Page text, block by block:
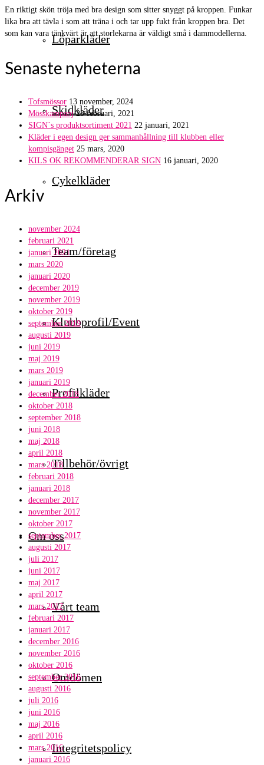
Löparkläder
Skidkläder
Cykelkläder
Team/företag
Klubbprofil/Event
Profilkläder
Tillbehör/övrigt
Om oss
Vårt team
Omdömen
Integritetspolicy
En riktigt skön tröja med bra design som sitter snyggt på kroppen. Funkar
lika bra att tävla i som att träna i och tar upp fukt från kroppen bra. Det
som kan vara tänkvärt är att storlekarna är väldigt små i dammodellerna.
Senaste nyheterna
Tofsmössor 13 november, 2024
Mösskampanj 23 februari, 2021
SIGN´s produktsortiment 2021 22 januari, 2021
Kläder i egen design ger sammanhållning till klubben eller
kompisgänget 25 mars, 2020
KILS OK REKOMMENDERAR SIGN 16 januari, 2020
Arkiv
november 2024
februari 2021
januari 2021
mars 2020
januari 2020
december 2019
november 2019
oktober 2019
september 2019
augusti 2019
juni 2019
maj 2019
mars 2019
januari 2019
december 2018
oktober 2018
september 2018
juni 2018
maj 2018
april 2018
mars 2018
februari 2018
januari 2018
december 2017
november 2017
oktober 2017
september 2017
augusti 2017
juli 2017
juni 2017
maj 2017
april 2017
mars 2017
februari 2017
januari 2017
december 2016
november 2016
oktober 2016
september 2016
augusti 2016
juli 2016
juni 2016
maj 2016
april 2016
mars 2016
januari 2016